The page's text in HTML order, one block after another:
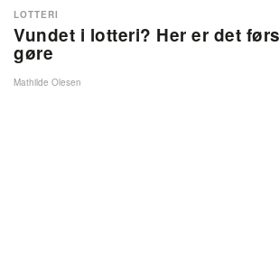
Vundet i lotteri? Her er det
gøre
LOTTERI
Mathilde Olesen